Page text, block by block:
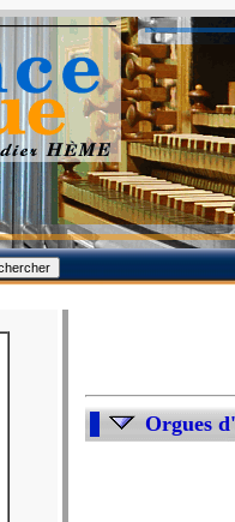
Orgues